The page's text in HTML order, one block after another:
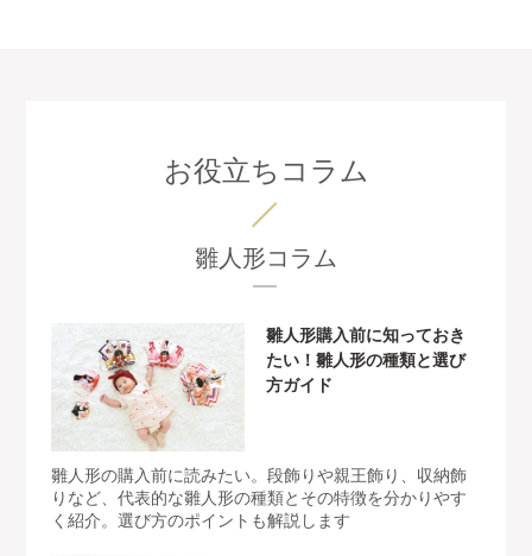
お役立ちコラム
雛人形コラム
雛人形購入前に知っておき
たい！雛人形の種類と選び
方ガイド
雛人形の購入前に読みたい。段飾りや親王飾り、収納飾
りなど、代表的な雛人形の種類とその特徴を分かりやす
く紹介。選び方のポイントも解説します